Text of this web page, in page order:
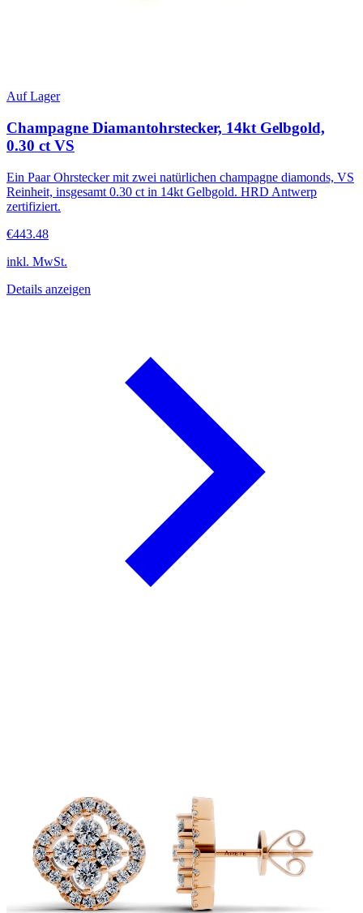
Auf Lager
Champagne Diamantohrstecker, 14kt Gelbgold,
0.30 ct VS
Ein Paar Ohrstecker mit zwei natürlichen champagne diamonds, VS
Reinheit, insgesamt 0.30 ct in 14kt Gelbgold. HRD Antwerp
zertifiziert.
€443.48
inkl. MwSt.
Details anzeigen